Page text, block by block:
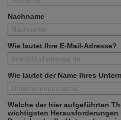
Nachname
Wie lautet Ihre E-Mail-Adresse?
Wie lautet der Name Ihres
Welche der hier aufgeführten
wichtigsten